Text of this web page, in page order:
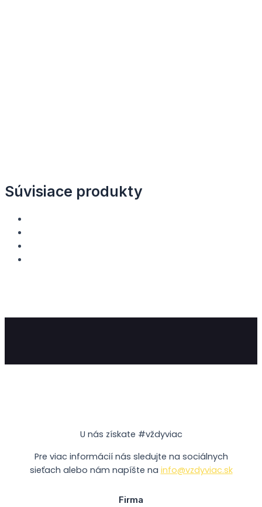
Súvisiace produkty
U nás získate #vždyviac
Pre viac informácií nás sledujte na sociálnych
sieťach alebo nám napíšte na info@vzdyviac.sk
Firma